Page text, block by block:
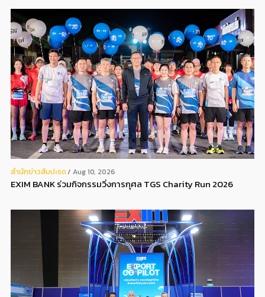
สํานักข่าวสับปะรด Aug 10, 2026
EXIM BANK ร่วมกิจกรรมวิ่งการกุศล TGS Charity Run 2026